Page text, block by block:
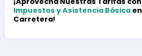
Impuestos y Asistencia Básica en
Carretera!